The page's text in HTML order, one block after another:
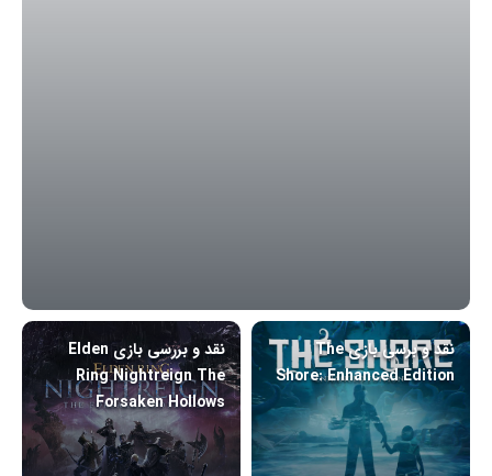
نقد و برسی بازی The
Shore: Enhanced Edition
نقد و بررسی بازی Elden
Ring Nightreign The
Forsaken Hollows